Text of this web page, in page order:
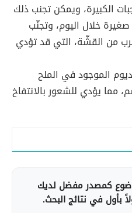
الكبيرة، ويمكن تجنب ذلك
خلال اليوم، وتجنّب
من القشّة، التي قد تؤدي
الموجود في الملح
مما يؤدي للشعور بالانتفاخ
كمصدر مفضل لديك
بأول في نتائج البحث.